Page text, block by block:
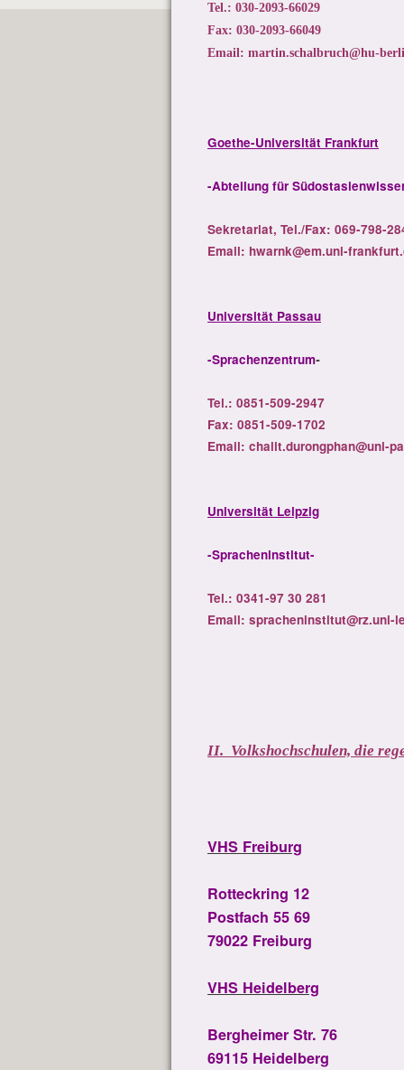
Tel.: 030-2093-66029
Fax: 030-2093-66049
Email: martin.schalbruch@hu-
Goethe-Universität Frankfurt
-Abteilung für
Sekretariat, Tel./Fax: 069-798-
Email: hwarnk@em.uni-
Universität Passau
-Sprachenzentrum-
Tel.: 0851-509-2947
Fax: 0851-509-1702
Email: chalit.durongphan@uni-
Universität Leipzig
-Spracheninstitut-
Tel.: 0341-97 30 281
Email: spracheninstitut@rz.uni-
II. Volkshochschulen, die
VHS Freiburg
Rotteckring 12
Postfach 55 69
79022 Freiburg
VHS Heidelberg
Bergheimer Str. 76
69115 Heidelberg